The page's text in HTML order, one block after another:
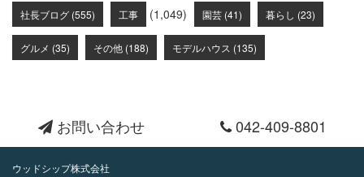
社長ブログ (555) 工事 (1,049) 園芸 (41) 暮らし (23)
グルメ (35) その他 (188) モデルハウス (135)
お問い合わせ 042-409-8801
ウッドシップ株式会社